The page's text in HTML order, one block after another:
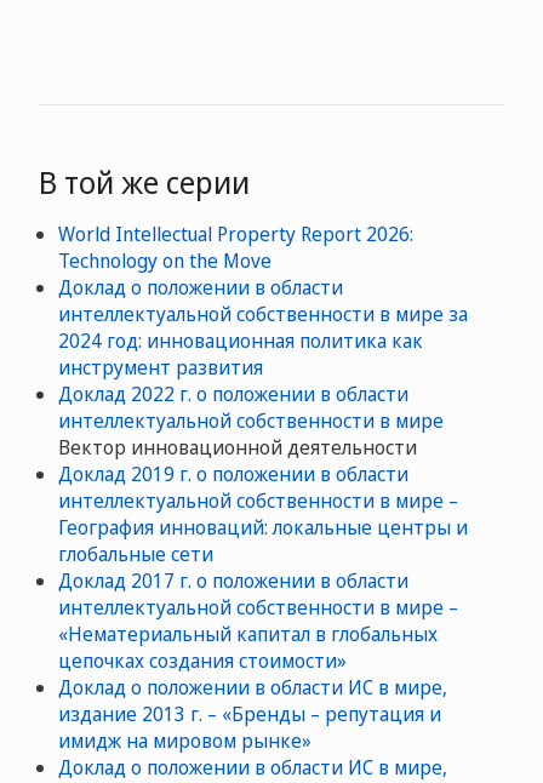
В той же серии
World Intellectual Property Report 2026:
Technology on the Move
Доклад о положении в области
интеллектуальной собственности в мире за
2024 год: инновационная политика как
инструмент развития
Доклад 2022 г. о положении в области
интеллектуальной собственности в мире
Вектор инновационной деятельности
Доклад 2019 г. о положении в области
интеллектуальной собственности в мире –
География инноваций: локальные центры и
глобальные сети
Доклад 2017 г. о положении в области
интеллектуальной собственности в мире –
«Нематериальный капитал в глобальных
цепочках создания стоимости»
Доклад о положении в области ИС в мире,
издание 2013 г. – «Бренды – репутация и
имидж на мировом рынке»
Доклад о положении в области ИС в мире,